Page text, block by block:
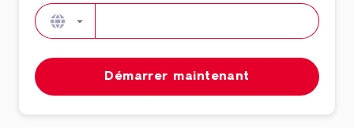
Démarrer maintenant